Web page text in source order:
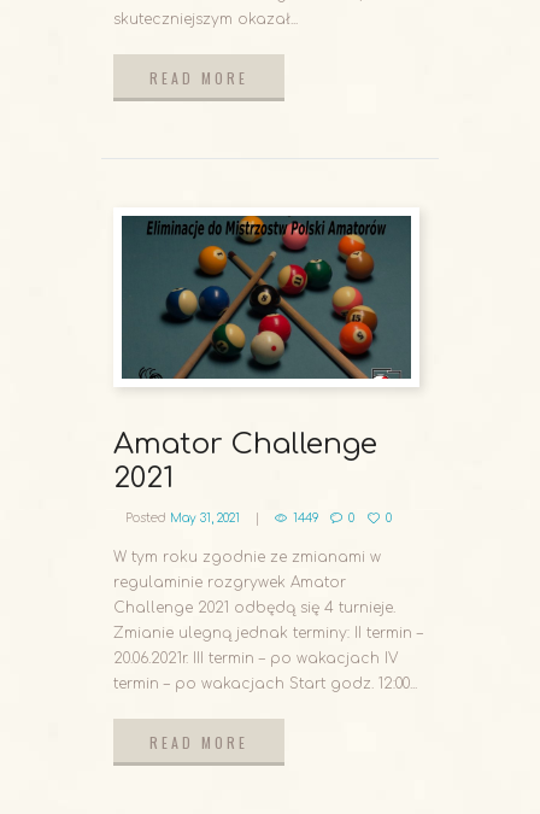
skuteczniejszym okazał...
READ MORE
Amator Challenge
2021
Posted May 31, 2021 1449 0 0
W tym roku zgodnie ze zmianami w
regulaminie rozgrywek Amator
Challenge 2021 odbędą się 4 turnieje.
Zmianie ulegną jednak terminy: II termin –
20.06.2021r. III termin – po wakacjach IV
termin – po wakacjach Start godz. 12:00...
READ MORE